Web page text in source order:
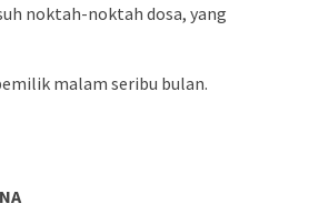
noktah-noktah dosa, yang
malam seribu bulan.